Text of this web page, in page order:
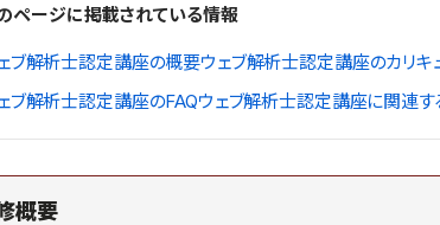
ページに掲載されている情報
ブ解析士認定講座の概要ウェブ解析士認定講座のカリキ
ブ解析士認定講座のFAQウェブ解析士認定講座に関連す
概要